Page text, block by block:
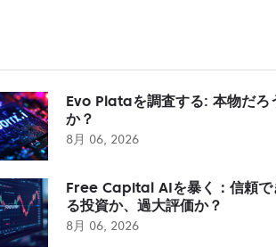
Evo Plataを調査する: 本物だろ
か？
8月 06, 2026
Free Capital AIを暴く：信頼で
る投資か、過大評価か？
8月 06, 2026